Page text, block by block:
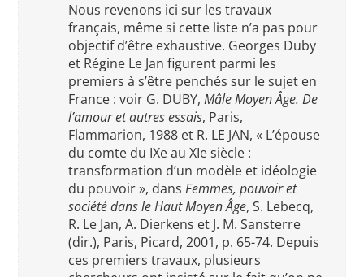
Nous revenons ici sur les travaux
français, même si cette liste n’a pas pour
objectif d’être exhaustive. Georges Duby
et Régine Le Jan figurent parmi les
premiers à s’être penchés sur le sujet en
France : voir G. DUBY, Mâle Moyen Âge. De
l’amour et autres essais, Paris,
Flammarion, 1988 et R. LE JAN, « L’épouse
du comte du IXe au XIe siècle :
transformation d’un modèle et idéologie
du pouvoir », dans Femmes, pouvoir et
société dans le Haut Moyen Âge, S. Lebecq,
R. Le Jan, A. Dierkens et J. M. Sansterre
(dir.), Paris, Picard, 2001, p. 65-74. Depuis
ces premiers travaux, plusieurs